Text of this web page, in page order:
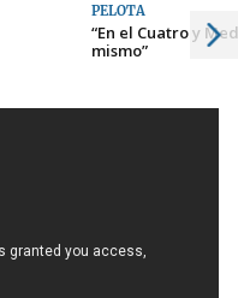
PELOTA
“En el Cuatro y
mismo”